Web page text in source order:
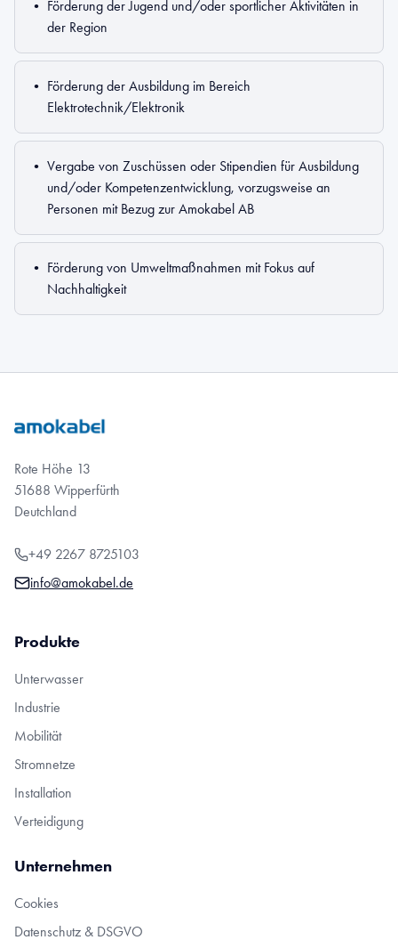
• Förderung der Jugend und/oder sportlicher Aktivitäten in
der Region
• Förderung der Ausbildung im Bereich
Elektrotechnik/Elektronik
• Vergabe von Zuschüssen oder Stipendien für Ausbildung
und/oder Kompetenzentwicklung, vorzugsweise an
Personen mit Bezug zur Amokabel AB
• Förderung von Umweltmaßnahmen mit Fokus auf
Nachhaltigkeit
Rote Höhe 13
51688 Wipperfürth
Deutchland
+49 2267 8725103
info@amokabel.de
Produkte
Unterwasser
Industrie
Mobilität
Stromnetze
Installation
Verteidigung
Unternehmen
Cookies
Datenschutz & DSGVO